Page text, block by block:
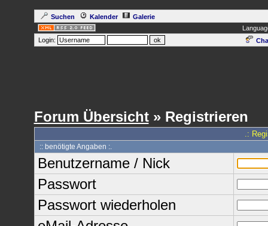
Suchen Kalender
Galerie
Login:
Forum Übersicht» Registrieren
.:
:: benötigte Angaben :.
Benutzername / Nick
Passwort
Passwort wiederholen